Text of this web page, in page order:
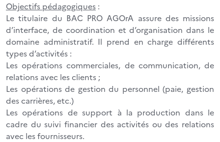
Objectifs pédagogiques :
Le titulaire du BAC PRO AGOrA assure des missions
d’interface, de coordination et d’organisation dans le
domaine administratif. Il prend en charge différents
types d’activités :
Les opérations commerciales, de communication, de
relations avec les clients ;
Les opérations de gestion du personnel (paie, gestion
des carrières, etc.)
Les opérations de support à la production dans le
cadre du suivi financier des activités ou des relations
avec les fournisseurs.